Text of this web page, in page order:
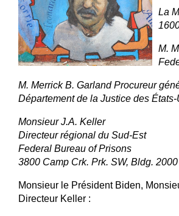
La
M.
M. Merrick B. Garland Procureur
Département de la Justice des
Monsieur J.A. Keller
Directeur régional du Sud-Est
Federal Bureau of Prisons
3800 Camp Crk. Prk. SW, Bldg.
Monsieur le Président Biden,
Directeur Keller :